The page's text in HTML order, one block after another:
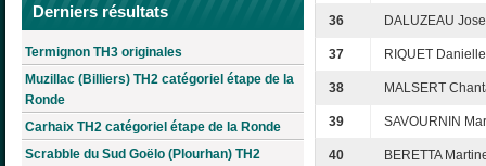
Derniers résultats
Termignon TH3 originales
Muzillac (Billiers) TH2 catégoriel étape de la
Ronde
Carhaix TH2 catégoriel étape de la Ronde
Scrabble du Sud Goëlo (Plourhan) TH2
36 DALUZEAU
37 RIQUET Danielle
38 MALSERT
39 SAVOURNIN
40 BERETTA